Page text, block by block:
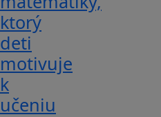
ktorý
deti
motivuje
k
učeniu